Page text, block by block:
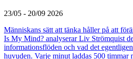
23/05 - 20/09 2026
Människans sätt att tänka håller på att
Is My Mind? analyserar Liv Strömquist
informationsflöden och vad det
huvuden. Varje minut laddas 500